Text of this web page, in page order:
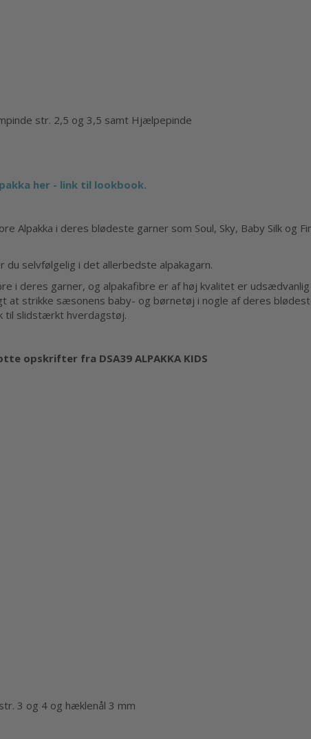
str. 2,5 og 3,5 samt Hjælpepinde
her - link til lookbook.
Alpakka i deres blødeste garner som Soul, Sky, Baby Silk og
selvfølgelig i det allerbedste alpakagarn.
i deres garner, og alpakafibre er af høj kvalitet er
at strikke sæsonens baby- og børnetøj i nogle af deres
til slidstærkt hverdagstøj.
opskrifter fra DSA39 ALPAKKA KIDS
3 og 4 og hæklenål 3 mm